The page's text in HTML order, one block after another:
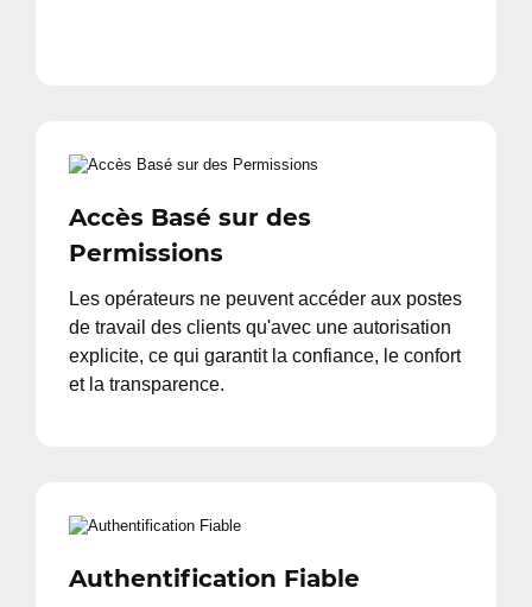
Accès Basé sur des
Permissions
Les opérateurs ne peuvent accéder aux postes
de travail des clients qu'avec une autorisation
explicite, ce qui garantit la confiance, le confort
et la transparence.
Authentification Fiable